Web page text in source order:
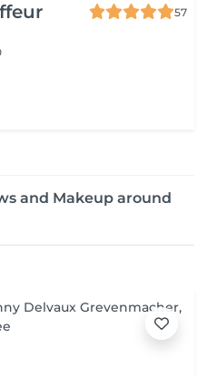
57
and Makeup around